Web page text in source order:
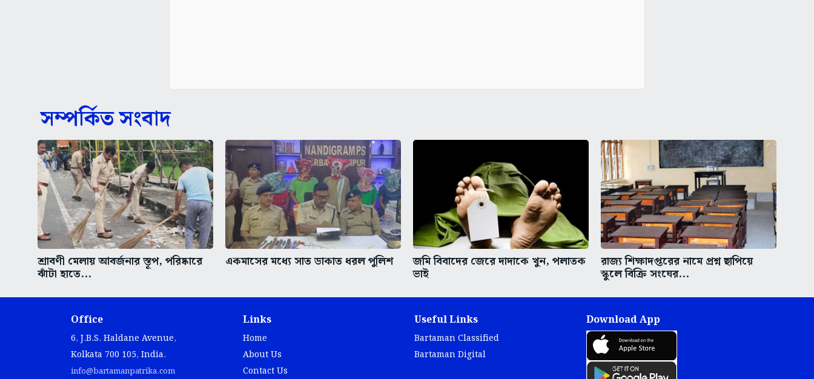
সম্পর্কিত সংবাদ
শ্রাবণী মেলায় আবর্জনার স্তূপ, পরিষ্কারে
ঝাঁটা হাতে...
একমাসের মধ্যে সাত ডাকাত ধরল পুলিশ জমি বিবাদের জেরে দাদাকে খুন, পলাতক
ভাই
রাজ্য শিক্ষাদপ্তরের নামে প্রশ্ন ছাপিয়ে
স্কুলে বিক্রি সংঘের...
Office
6, J.B.S. Haldane Avenue,
Kolkata 700 105, India.
info@bartamanpatrika.com
Links
Home
About Us
Contact Us
Useful Links
Bartaman Classified
Bartaman Digital
Download App